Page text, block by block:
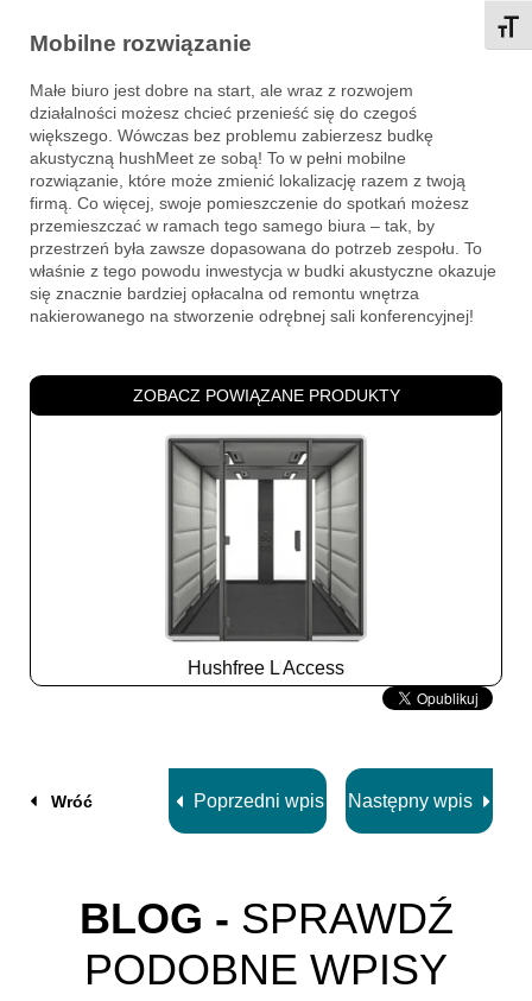
Mobilne rozwiązanie
Małe biuro jest dobre na start, ale wraz z rozwojem
działalności możesz chcieć przenieść się do czegoś
większego. Wówczas bez problemu zabierzesz budkę
akustyczną hushMeet ze sobą! To w pełni mobilne
rozwiązanie, które może zmienić lokalizację razem z twoją
firmą. Co więcej, swoje pomieszczenie do spotkań możesz
przemieszczać w ramach tego samego biura – tak, by
przestrzeń była zawsze dopasowana do potrzeb zespołu. To
właśnie z tego powodu inwestycja w budki akustyczne okazuje
się znacznie bardziej opłacalna od remontu wnętrza
nakierowanego na stworzenie odrębnej sali konferencyjnej!
ZOBACZ POWIĄZANE PRODUKTY
Hushfree L Access
Slide
Wróć Poprzedni wpis Następny wpis
BLOG - SPRAWDŹ
PODOBNE WPISY